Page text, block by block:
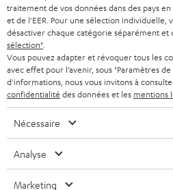
t
t
e
r
CASQUES BLUETOOTH AUDIO
SYSTEMES COMPLETS
ENCEINTES
ULTIMA
ÉCOUTEURS INTRA-AURICULAIRES
FANSHOP
MAGASINS
AVANTAGES D’ACHAT
L’HISTOIRE DE TEUFEL
BELGIQUE
FRANCE
POLOGNE
ITALIE
Sous réserve de modifications techniques,
erreurs. Les accessoires figurant sur
traitement de vos données dans des pays
et de l'EER. Pour une sélection individuelle,
désactiver chaque catégorie séparément et
sélection"
Vous pouvez adapter et révoquer tous les
avec effet pour l’avenir, sous "Paramètres
d'informations, nous vous invitons à
confidentialité des données et les mentions
Nécessaire
Analyse
Marketing